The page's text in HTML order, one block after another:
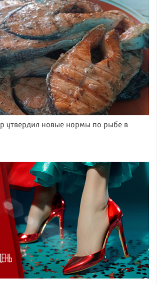
утвердил новые нормы по рыбе в